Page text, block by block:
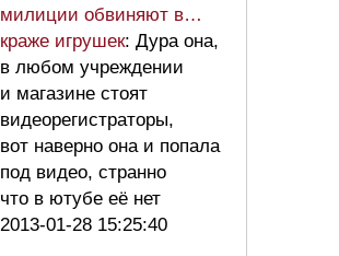
милиции обвиняют в…
краже игрушек: Дура она,
в любом учреждении
и магазине стоят
видеорегистраторы,
вот наверно она и попала
под видео, странно
что в ютубе её нет
2013-01-28 15:25:40